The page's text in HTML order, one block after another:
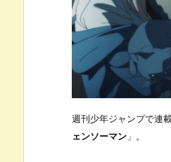
週刊少年ジャンプで連
ェンソーマン 」。